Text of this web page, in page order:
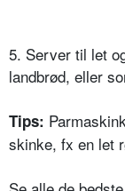
5. Server til let
landbrød, eller
Tips:
skinke, fx en let